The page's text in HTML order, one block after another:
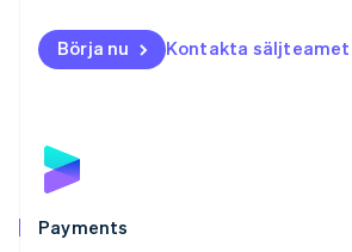
Börja nu Kontakta säljteamet
Payments
English
Nya Zeeland
Portugal
Português
English